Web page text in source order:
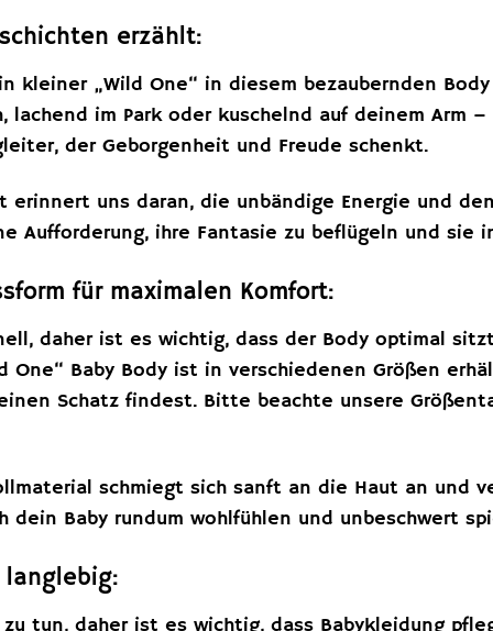
erzählt:
kleiner „Wild One“ in diesem bezaubernden
lachend im Park oder kuschelnd auf deinem Arm
der Geborgenheit und Freude schenkt.
erinnert uns daran, die unbändige Energie und
Aufforderung, ihre Fantasie zu beflügeln und sie
für maximalen Komfort:
daher ist es wichtig, dass der Body optimal
One“ Baby Body ist in verschiedenen Größen
Schatz findest. Bitte beachte unsere
schmiegt sich sanft an die Haut an und
dein Baby rundum wohlfühlen und unbeschwert
tun, daher ist es wichtig, dass Babykleidung